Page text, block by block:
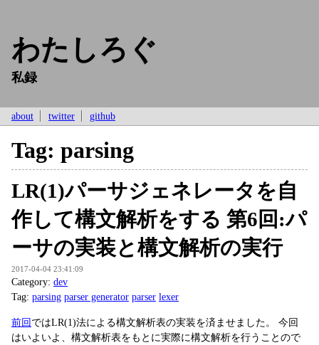
わたしろぐ
私録
about twitter github
Tag: parsing
LR(1)パーサジェネレータを自
作して構文解析をする 第6回:パ
ーサの実装と構文解析の実行
2017-04-04 23:41:09
Category: dev
Tag: parsing parser generator parser lexer
前回ではLR(1)法による構文解析表の実装を済ませました。 今回
はいよいよ、構文解析表をもとに実際に構文解析を行うことので